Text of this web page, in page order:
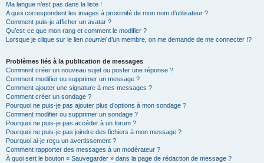
Ma langue n’est pas dans la liste !
A quoi correspondent les images à proximité de mon nom d’utilisateur ?
Comment puis-je afficher un avatar ?
Qu’est-ce que mon rang et comment le modifier ?
Lorsque je clique sur le lien courrield’un membre, on me demande de me connecter !?
Problèmes liés à la publication de messages
Comment créer un nouveau sujet ou poster une réponse ?
Comment modifier ou supprimer un message ?
Comment ajouter une signature à mes messages ?
Comment créer un sondage ?
Pourquoi ne puis-je pas ajouter plus d’options à mon sondage ?
Comment modifier ou supprimer un sondage ?
Pourquoi ne puis-je pas accéder à un forum ?
Pourquoi ne puis-je pas joindre des fichiers à mon message ?
Pourquoi ai-je reçu un avertissement ?
Comment rapporter des messages à un modérateur ?
À quoi sert le bouton « Sauvegarder » dans la page de rédaction de message ?